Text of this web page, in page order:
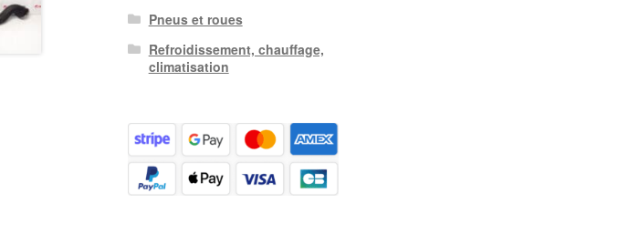
Pneus et roues
Refroidissement, chauffage,
climatisation